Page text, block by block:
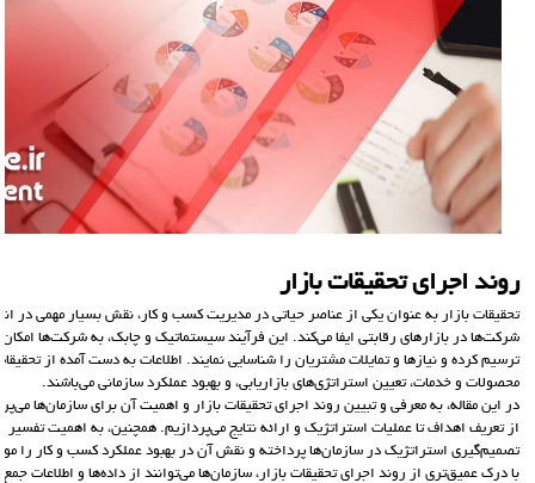
روند اجرای تحقیقات بازار
تحقیقات بازار به عنوان یکی از عناصر حیاتی در مدیریت کسب و کار، نقش بسیار مهمی در
شرکت‌ها در بازارهای رقابتی ایفا می‌کند. این فرآیند سیستماتیک و چابک، به شرکت‌ها
ترسیم کرده و نیازها و تمایلات مشتریان را شناسایی نمایند. اطلاعات به دست آمده از
محصولات و خدمات، تعیین استراتژی‌های بازاریابی، و بهبود عملکرد سازمانی می‌باشند.
در این مقاله، به معرفی و تبیین روند اجرای تحقیقات بازار و اهمیت آن برای سازمان‌ها
از تعریف اهداف تا عملیات استراتژیک و ارائه نتایج می‌پردازیم. همچنین، به اهمیت تفسیر
تصمیم‌گیری استراتژیک در سازمان‌ها پرداخته و نقش آن در بهبود عملکرد کسب و کار را
با درک عمیق‌تری از روند اجرای تحقیقات بازار، سازمان‌ها می‌توانند از داده‌ها و اطلاعات